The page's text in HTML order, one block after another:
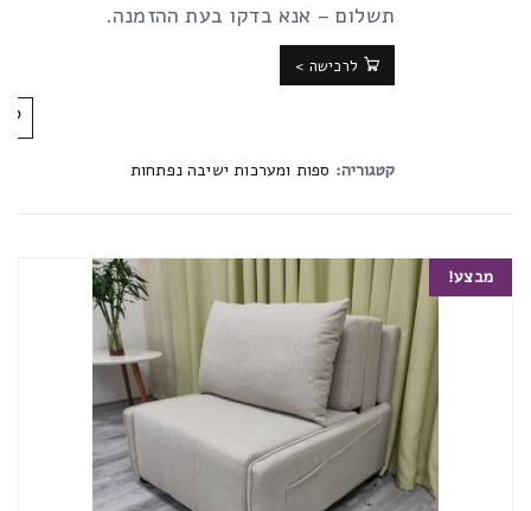
תשלום – אנא בדקו בעת ההזמנה.
לרכישה >
קטגוריה: ספות ומערכות ישיבה נפתחות
מבצע!